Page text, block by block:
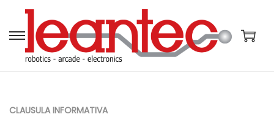
a
a
CLAUSULA INFORMATIVA